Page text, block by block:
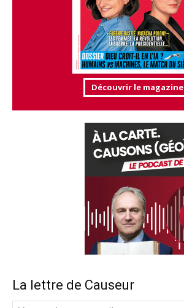
Découvrir le magazine
La lettre de Causeur